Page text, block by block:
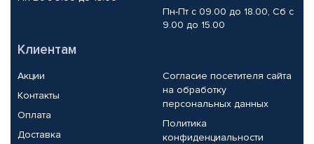
Пн-Пт с 09.00 до 18.00, Сб с
9.00 до 15.00
Клиентам
Акции
Контакты
Оплата
Доставка
Согласие посетителя сайта
на обработку
персональных данных
Политика
конфиденциальности